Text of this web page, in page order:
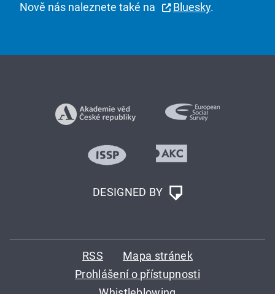
Nově nás naleznete také na Bluesky.
DESIGNED BY
RSS
Mapa stránek
Prohlášení o přístupnosti